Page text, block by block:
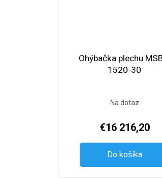
Ohýbačka plechu
1520-30
Na dotaz
€16 216,20
Do košíka